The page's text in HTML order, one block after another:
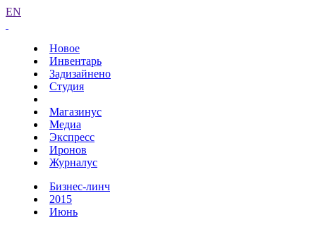
EN
Новое
Инвентарь
Задизайнено
Студия
Магазинус
Медиа
Экспресс
Иронов
Журналус
Бизнес-линч
2015
Июнь